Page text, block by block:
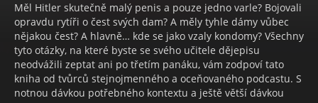
Měl Hitler skutečně malý penis a pouze jedno varle? Bojovali
opravdu rytíři o čest svých dam? A měly tyhle dámy vůbec
nějakou čest? A hlavně… kde se jako vzaly kondomy? Všechny
tyto otázky, na které byste se svého učitele dějepisu
neodvážili zeptat ani po třetím panáku, vám zodpoví tato
kniha od tvůrců stejnojmenného a oceňovaného podcastu. S
notnou dávkou potřebného kontextu a ještě větší dávkou